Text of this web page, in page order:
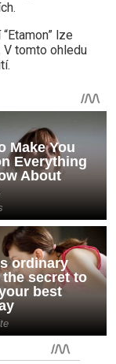
lze
V tomto ohledu